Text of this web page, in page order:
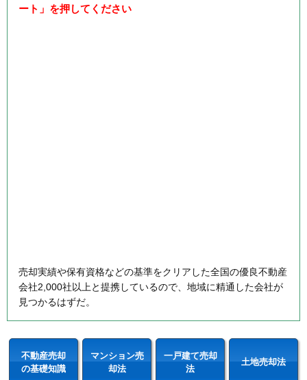
ート」を押してください
売却実績や保有資格などの基準をクリアした全国の優良不動産
会社2,000社以上と提携しているので、地域に精通した会社が
見つかるはずだ。
不動産売却
の基礎知識
マンション売
却法
一戸建て売却
法
土地売却法